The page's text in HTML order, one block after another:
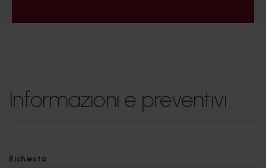
Informazioni e preventivi
Richiesta